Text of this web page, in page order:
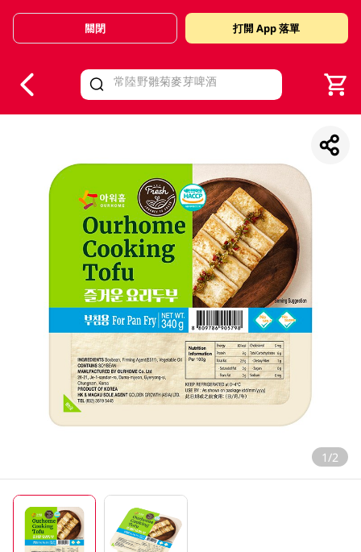
Valid Until 30 June 2026
關閉 打開 App 落單
1/2